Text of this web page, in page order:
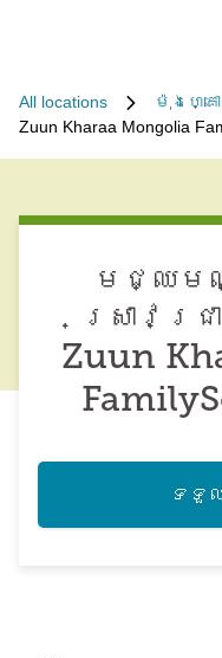
All locations ម៉ុងហ្គ
Zuun Kharaa Mongolia
មជ្ឈម
ស្រាវជ្
Zuun
ទទួល​